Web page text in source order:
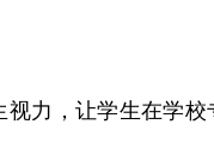
视力，让学生在学